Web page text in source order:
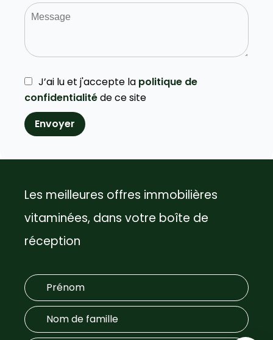
J’ai lu et j'accepte la politique de
confidentialitéde ce site
Envoyer
Les meilleures offres immobilières
vitaminées, dans votre boîte de
réception